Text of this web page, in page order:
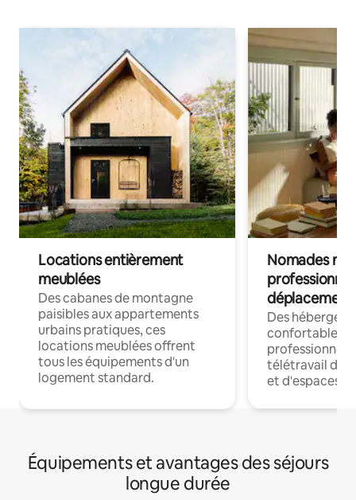
Locations entièrement
meublées
Des cabanes de montagne
paisibles aux appartements
urbains pratiques, ces
locations meublées offrent
tous les équipements d'un
logement standard.
Nomades
déplacement
Des
confortables
professionnels
télétravail
et d'espaces
Équipements et avantages des séjours
longue durée